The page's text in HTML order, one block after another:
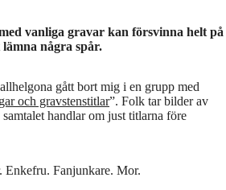
vanliga gravar kan försvinna helt på
några spår.
gått bort mig i en grupp med
och gravstenstitlar”. Folk tar bilder av
handlar om just titlarna före
Enkefru. Fanjunkare. Mor.